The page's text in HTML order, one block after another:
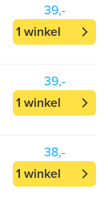
39,-
1 winkel
39,-
1 winkel
38,-
1 winkel